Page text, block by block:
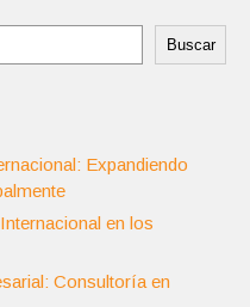
Buscar
Expandiendo
en los
Consultoría en